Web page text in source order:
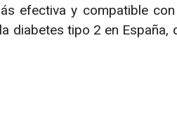
efectiva y compatible
diabetes tipo 2 en